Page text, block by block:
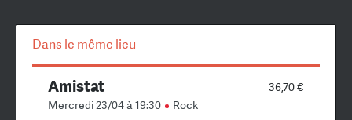
Dans le même lieu
36,70 €
Amistat
Mercredi 23/04 à 19:30 Rock